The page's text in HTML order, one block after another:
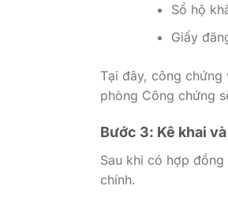
Sổ hộ
Giấy
Tại đây, công
phòng Công chứng
Bước 3: Kê khai
Sau khi có hợp
chính.